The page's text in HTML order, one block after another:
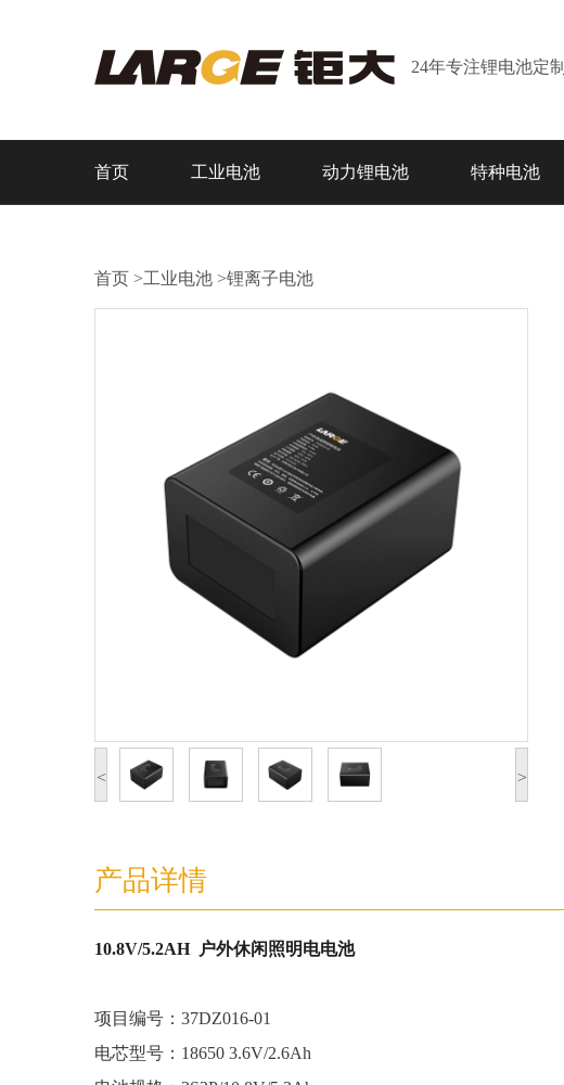
24年专注锂电池定制
首页 工业电池 动力锂电池 特种电池
首页 >工业电池 >锂离子电池
< >
产品详情
10.8V/5.2AH 户外休闲照明电电池
项目编号：37DZ016-01
电芯型号：18650 3.6V/2.6Ah